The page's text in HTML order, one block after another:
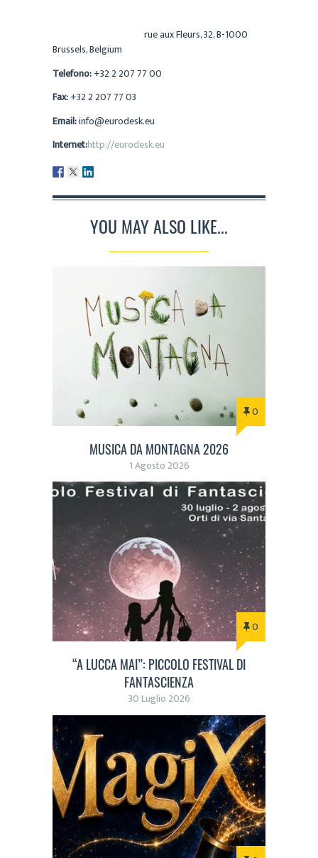
rue aux Fleurs, 32, B-1000
Brussels, Belgium
Telefono:+32 2 207 77 00
Fax:+32 2 207 77 03
Email:info@eurodesk.eu
Internet:http://eurodesk.eu
YOU MAY ALSO LIKE...
0
MUSICA DA MONTAGNA 2026
1 Agosto 2026
0
“A LUCCA MAI”: PICCOLO FESTIVAL DI
FANTASCIENZA
30 Luglio 2026